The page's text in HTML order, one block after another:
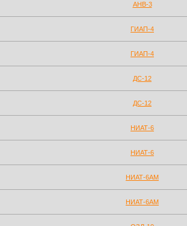
АНВ-3
ГИАП-4
ГИАП-4
ДС-12
ДС-12
НИАТ-6
НИАТ-6
НИАТ-6АМ
НИАТ-6АМ